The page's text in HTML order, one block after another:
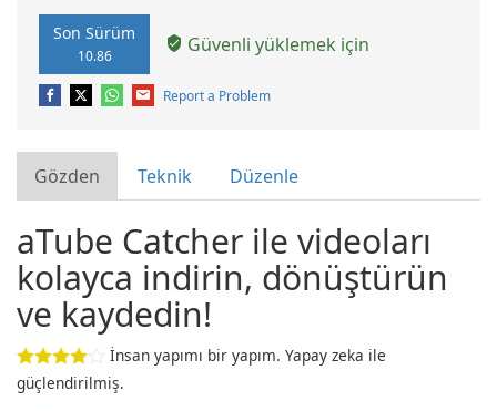
Son Sürüm
10.86 Güvenli yüklemek için
Report a Problem
Gözden Teknik Düzenle
aTube Catcher ile videoları
kolayca indirin, dönüştürün
ve kaydedin!
İnsan yapımı bir yapım. Yapay zeka ile
güçlendirilmiş.